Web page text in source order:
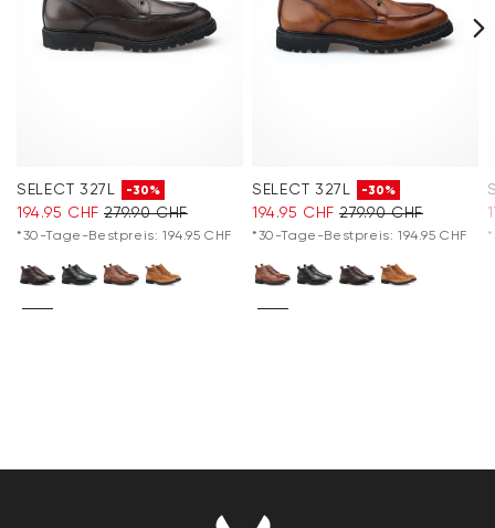
SELECT 327L -30%
194.95 CHF 279.90 CHF
*30-Tage-Bestpreis: 194.95 CHF
SELECT 327L -30%
194.95 CHF 279.90 CHF
*30-Tage-Bestpreis: 194.95 CHF